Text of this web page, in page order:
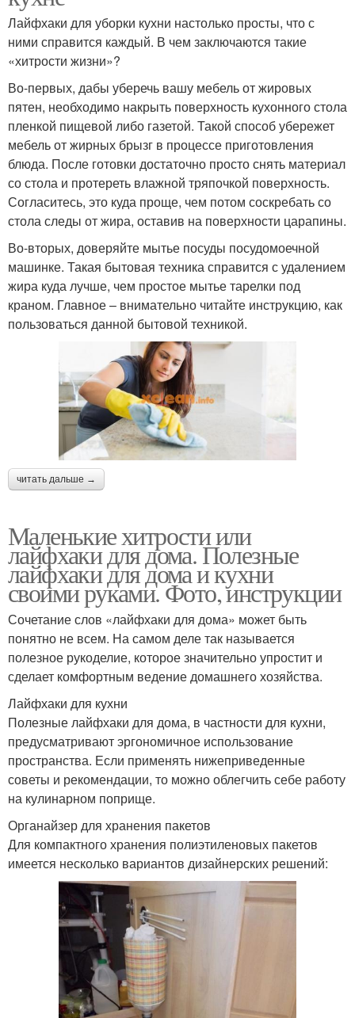
Лайфхаки для уборки кухни настолько просты, что с
ними справится каждый. В чем заключаются такие
«хитрости жизни»?
Во-первых, дабы уберечь вашу мебель от жировых
пятен, необходимо накрыть поверхность кухонного стола
пленкой пищевой либо газетой. Такой способ убережет
мебель от жирных брызг в процессе приготовления
блюда. После готовки достаточно просто снять материал
со стола и протереть влажной тряпочкой поверхность.
Согласитесь, это куда проще, чем потом соскребать со
стола следы от жира, оставив на поверхности царапины.
Во-вторых, доверяйте мытье посуды посудомоечной
машинке. Такая бытовая техника справится с удалением
жира куда лучше, чем простое мытье тарелки под
краном. Главное – внимательно читайте инструкцию, как
пользоваться данной бытовой техникой.
читать дальше →
Маленькие хитрости или
лайфхаки для дома. Полезные
лайфхаки для дома и кухни
своими руками. Фото, инструкции
Сочетание слов «лайфхаки для дома» может быть
понятно не всем. На самом деле так называется
полезное рукоделие, которое значительно упростит и
сделает комфортным ведение домашнего хозяйства.
Лайфхаки для кухни
Полезные лайфхаки для дома, в частности для кухни,
предусматривают эргономичное использование
пространства. Если применять нижеприведенные
советы и рекомендации, то можно облегчить себе работу
на кулинарном поприще.
Органайзер для хранения пакетов
Для компактного хранения полиэтиленовых пакетов
имеется несколько вариантов дизайнерских решений: